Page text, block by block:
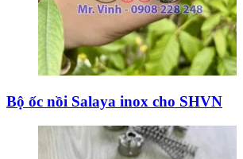
Bộ ốc nồi Salaya inox cho SHVN